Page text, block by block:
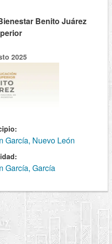
Benito Juárez
2025
García, Nuevo León
García, García